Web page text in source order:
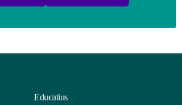
Educatius